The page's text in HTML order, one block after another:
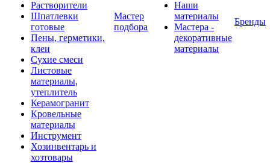
Растворители
Шпатлевки
готовые
Пены, герметики,
клеи
Сухие смеси
Листовые
материалы,
утеплитель
Керамогранит
Кровельные
материалы
Инструмент
Хозинвентарь и
хозтовары
Мастер
подбора
Наши
материалы
Мастера -
декоративные
материалы
Бренды